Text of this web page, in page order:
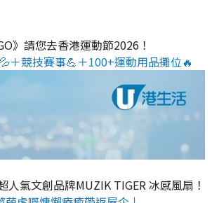
》請您去香港運動節2026！
＋競技賽事💪＋100+運動用品攤位🔥
人氣文創品牌MUZIK TIGER 冰感風扇！